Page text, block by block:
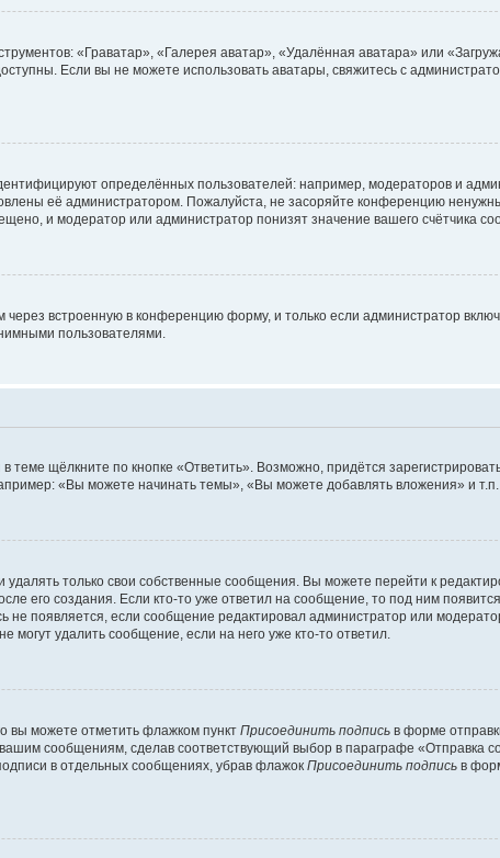
«Граватар», «Галерея аватар», «Удалённая аватара» или
Если вы не можете использовать аватары, свяжитесь с
определённых пользователей: например, модераторов и
её администратором. Пожалуйста, не засоряйте конференцию
и модератор или администратор понизят значение вашего счётчика
встроенную в конференцию форму, и только если администратор
пользователями.
щёлкните по кнопке «Ответить». Возможно, придётся
«Вы можете начинать темы», «Вы можете добавлять вложения» и т.п.
только свои собственные сообщения. Вы можете перейти к
его создания. Если кто-то уже ответил на сообщение, то под ним
не появляется, если сообщение редактировал администратор или
удалить сообщение, если на него уже кто-то ответил.
вы можете отметить флажком пункт Присоединить подпись в форме
сообщениям, сделав соответствующий выбор в параграфе «Отправка
в отдельных сообщениях, убрав флажок Присоединить подпись в